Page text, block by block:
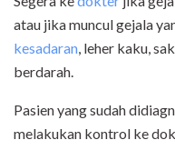
atau jika muncul gejala
kesadaran, leher kaku,
berdarah.
Pasien yang sudah
melakukan kontrol ke